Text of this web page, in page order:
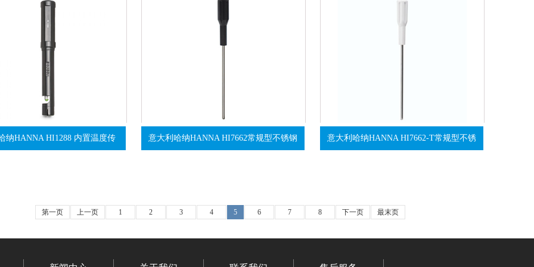
纳HANNA HI1288 内置温度传 意大利哈纳HANNA HI7662常规型不锈钢 意大利哈纳HANNA HI7662-T常规型不锈
第一页 上一页 1 2 3 4 5 6 7 8 下一页 最末页